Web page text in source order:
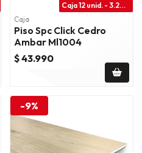
Caja 12 unid. - 3.28 m2
Caja
Piso Spc Click Cedro
Ambar Ml1004
$ 43.990
-9%